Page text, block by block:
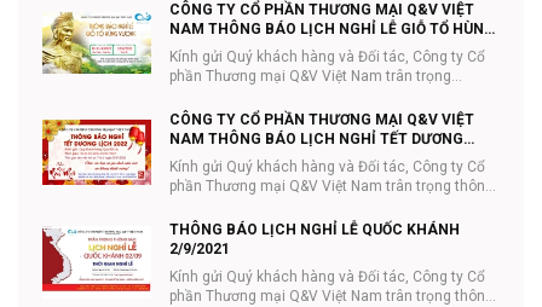
CÔNG TY CỔ PHẦN THƯƠNG MẠI Q&V VIỆT
NAM THÔNG BÁO LỊCH NGHỈ LỄ GIỖ TỔ HÙNG
VƯƠNG 10/3
Kính gửi Quý khách hàng và Đối tác, Công ty Cổ
phần Thương mại Q&V Việt Nam trân trọng
CÔNG TY CỔ PHẦN THƯƠNG MẠI Q&V VIỆT
NAM THÔNG BÁO LỊCH NGHỈ TẾT DƯƠNG
LỊCH
Kính gửi Quý khách hàng và Đối tác, Công ty Cổ
phần Thương mại Q&V Việt Nam trân trọng thông
THÔNG BÁO LỊCH NGHỈ LỄ QUỐC KHÁNH
2/9/2021
Kính gửi Quý khách hàng và Đối tác, Công ty Cổ
phần Thương mại Q&V Việt Nam trân trọng thông